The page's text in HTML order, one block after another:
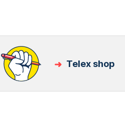
Telex shop